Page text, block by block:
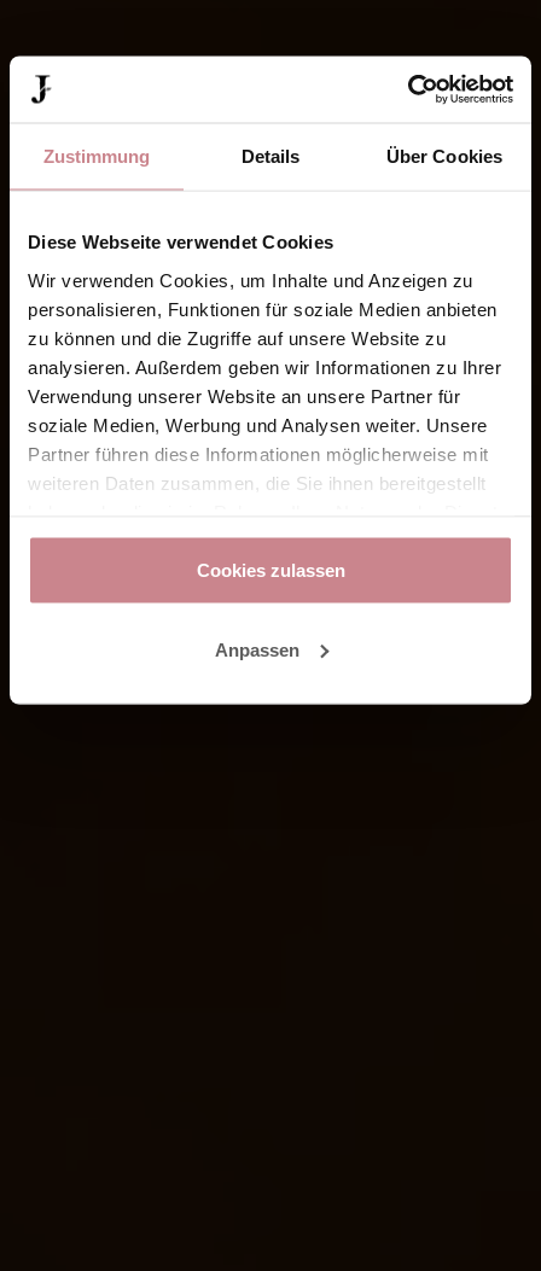
Zustimmung Details Über Cookies
Diese Webseite verwendet Cookies
Wir verwenden Cookies, um Inhalte und Anzeigen zu
personalisieren, Funktionen für soziale Medien anbieten
zu können und die Zugriffe auf unsere Website zu
analysieren. Außerdem geben wir Informationen zu Ihrer
Verwendung unserer Website an unsere Partner für
soziale Medien, Werbung und Analysen weiter. Unsere
Partner führen diese Informationen möglicherweise mit
weiteren Daten zusammen, die Sie ihnen bereitgestellt
gesammelt haben.
Cookies zulassen
Anpassen